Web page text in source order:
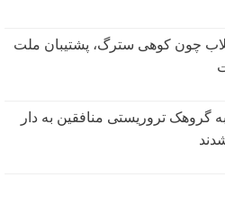
چون کوهی سترگ، پشتیبان ملت
گروهک تروریستی منافقین به دار